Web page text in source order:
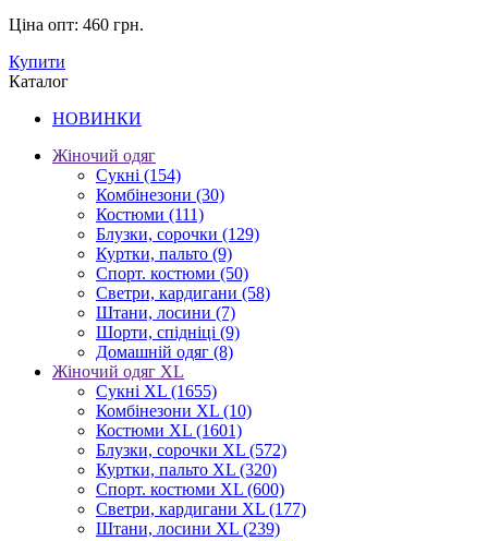
Ціна опт: 460 грн.
Купити
Каталог
НОВИНКИ
Жіночий одяг
Сукні (154)
Комбінезони (30)
Костюми (111)
Блузки, сорочки (129)
Куртки, пальто (9)
Спорт. костюми (50)
Светри, кардигани (58)
Штани, лосини (7)
Шорти, спідніці (9)
Домашній одяг (8)
Жіночий одяг XL
Cукні XL (1655)
Комбінезони XL (10)
Костюми XL (1601)
Блузки, сорочки XL (572)
Куртки, пальто XL (320)
Спорт. костюми XL (600)
Светри, кардигани XL (177)
Штани, лосини XL (239)